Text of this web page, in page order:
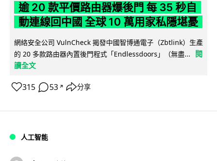
逾 20 款平價路由器爆後門 每 35 秒自
動連線回中國 全球 10 萬用家私隱堪憂
網絡安全公司 VulnCheck 揭發中國智博通電子（Zbtlink）生產
的 20 多款路由器內置後門程式「Endlessdoors」（無盡...
閱
讀全文
315 53 ↗ 分享
人工智能